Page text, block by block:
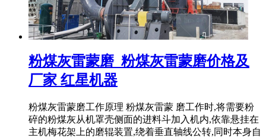
粉煤灰雷蒙磨_粉煤灰雷蒙磨价格及
厂家 红星机器
粉煤灰雷蒙磨工作原理 粉煤灰雷蒙 磨工作时,将需要粉
碎的粉煤灰从机罩壳侧面的进料斗加入机内,依靠悬挂在
主机梅花架上的磨辊装置,绕着垂直轴线公转,同时本身自